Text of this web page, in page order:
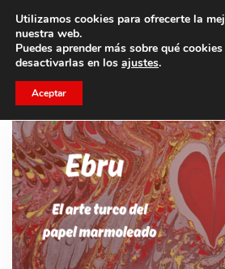
Trae a un amigo y llevaos un total
Utilizamos cookies para ofrecerte la
nuestra web.
Puedes aprender más sobre qué
desactivarlas en los ajustes.
Aceptar